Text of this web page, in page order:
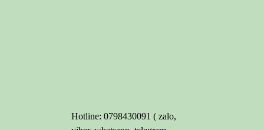
Hotline: 0798430091 ( zalo,